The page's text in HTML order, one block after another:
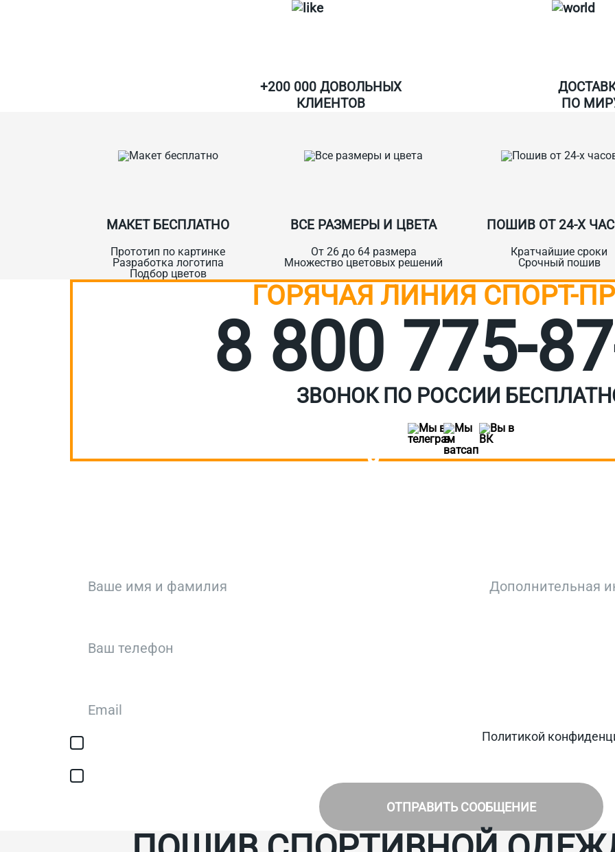
+200 000 ДОВОЛЬНЫХ
КЛИЕНТОВ
ПО
МАКЕТ БЕСПЛАТНО
Прототип по картинке
Разработка логотипа
Подбор цветов
ВСЕ РАЗМЕРЫ И ЦВЕТА
От 26 до 64 размера
Множество цветовых решений
ПОШИВ ОТ 24-Х
Кратчайшие сроки
Срочный пошив
ГОРЯЧАЯ ЛИНИЯ СПОРТ-
8 800
ЗВОНОК ПО РОССИИ
Политикой
ОТПРАВИТЬ СООБЩЕНИЕ